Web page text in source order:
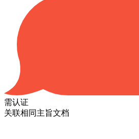
需认证
关联相同主旨文档